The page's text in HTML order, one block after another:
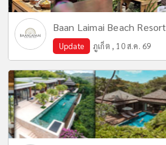
Baan Laimai Beach Resort
Update ภูเก็ต , 10 ส.ค. 69